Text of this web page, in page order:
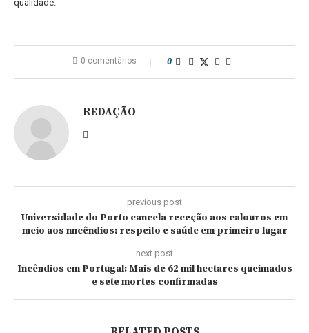
qualidade.
0 comentários 0
REDAÇÃO
previous post
Universidade do Porto cancela receção aos calouros em
meio aos nncêndios: respeito e saúde em primeiro lugar
next post
Incêndios em Portugal: Mais de 62 mil hectares queimados
e sete mortes confirmadas